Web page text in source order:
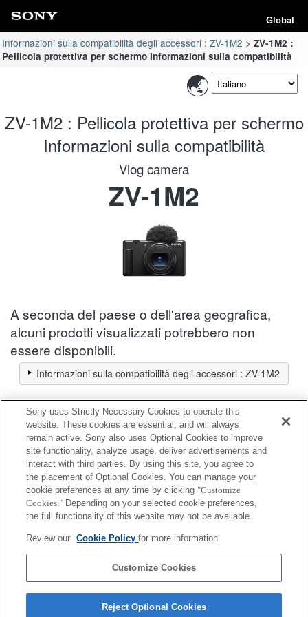
Global
Informazioni sulla compatibilità degli accessori : ZV-1M2
ZV-1M2 :
Pellicola protettiva per schermo Informazioni sulla compatibilità
ZV-1M2 : Pellicola protettiva per schermo
Informazioni sulla compatibilità
Vlog camera
ZV-1M2
A seconda del paese o dell'area geografica,
alcuni prodotti visualizzati potrebbero non
essere disponibili.
Informazioni sulla compatibilità degli accessori : ZV-1M2
Pellicola protettiva per schermo
Completamente compatibile
Compatibile, ma con restrizioni
PCK-LG1
PCK-LS30
Sony uses Strictly Necessary Cookies to operate this
website. These cookies are essential, and will always
remain active. Sony also uses Optional Cookies to improve
site functionality, analyze usage, deliver advertisements and
interact with third parties. By using this site, you agree to
the placement of Optional Cookies. You can manage your
cookie preferences at any time by clicking "Customize
Cookies." Depending on your selected cookie preferences,
the full functionality of this website may not be available.
Review our Cookie Policyfor more information.
Customize Cookies
Reject Optional Cookies